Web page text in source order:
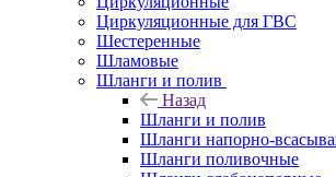
Циркуляционные для ГВС
Шестеренные
Шламовые
Шланги и полив
Назад
Шланги и полив
Шланги напорно-
Шланги поливочные